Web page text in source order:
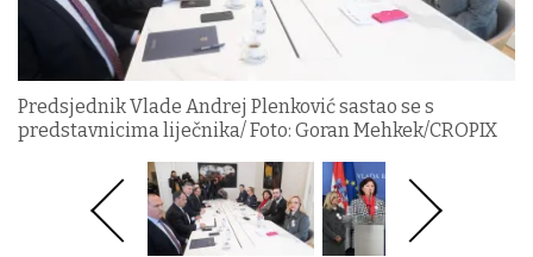
Predsjednik Vlade Andrej Plenković sastao se s
predstavnicima liječnika/ Foto: Goran Mehkek/CROPIX